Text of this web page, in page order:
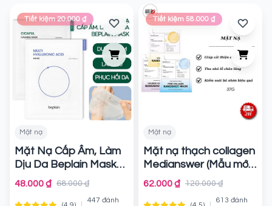
Tiết kiệm 20.000 ₫
Mặt nạ
Mặt Nạ Cấp Ẩm, Làm
Dịu Da Beplain Mask
Chính hãng
48.000 ₫ 68.000 ₫
447 đánh
Tiết kiệm 58.000 ₫
Mặt nạ
Mặt nạ thạch collagen
Medianswer (Mẫu mới)
Chính hãng
62.000 ₫ 120.000 ₫
613 đánh